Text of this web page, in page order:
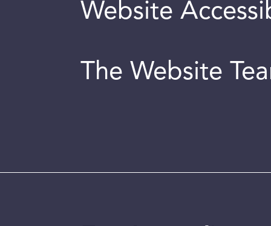
Website
The Website